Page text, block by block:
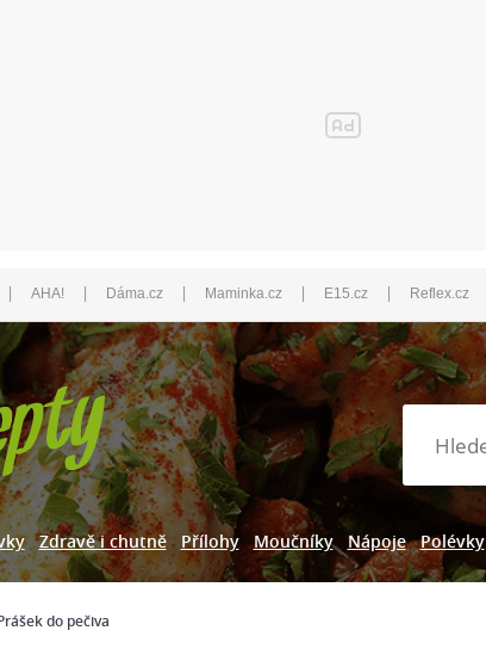
| AHA! | Dáma.cz | Maminka.cz | E15.cz | Reflex.cz
Zdravě i chutně Přílohy Moučníky Nápoje Polévky
do pečiva